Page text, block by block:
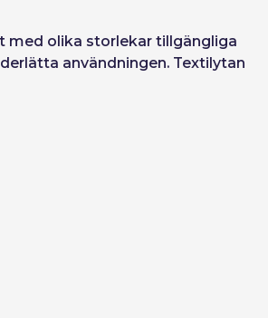
med olika storlekar tillgängliga
användningen. Textilytan